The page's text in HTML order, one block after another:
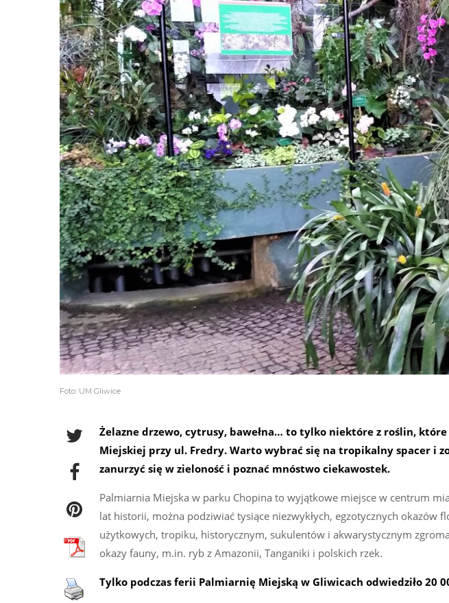
Foto: UM Gliwice
Żelazne drzewo, cytrusy, bawełna… to tylko niektóre z roślin,
Miejskiej przy ul. Fredry. Warto wybrać się na tropikalny spacer i
zanurzyć się w zieloność i poznać mnóstwo ciekawostek.
Palmiarnia Miejska w parku Chopina to wyjątkowe miejsce w centrum
lat historii, można podziwiać tysiące niezwykłych, egzotycznych okazów
użytkowych, tropiku, historycznym, sukulentów i akwarystycznym
okazy fauny, m.in. ryb z Amazonii, Tanganiki i polskich rzek.
Tylko podczas ferii Palmiarnię Miejską w Gliwicach odwiedziło 20